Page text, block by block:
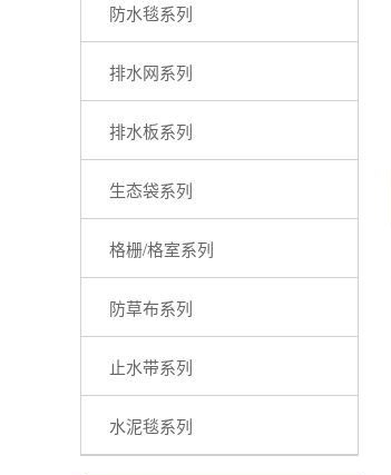
防水毯系列
排水网系列
排水板系列
生态袋系列
格栅/格室系列
防草布系列
止水带系列
水泥毯系列